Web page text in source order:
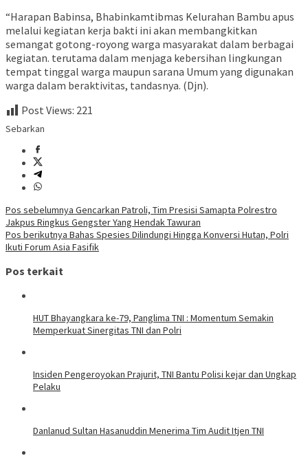
“Harapan Babinsa, Bhabinkamtibmas Kelurahan Bambu apus
melalui kegiatan kerja bakti ini akan membangkitkan
semangat gotong-royong warga masyarakat dalam berbagai
kegiatan. terutama dalam menjaga kebersihan lingkungan
tempat tinggal warga maupun sarana Umum yang digunakan
warga dalam beraktivitas, tandasnya. (Djn).
Post Views: 221
Sebarkan
Navigasi
pos
Pos sebelumnya Gencarkan Patroli, Tim Presisi Samapta Polrestro
Jakpus Ringkus Gengster Yang Hendak Tawuran
Pos berikutnya Bahas Spesies Dilindungi Hingga Konversi Hutan, Polri
Ikuti Forum Asia Fasifik
Pos terkait
HUT Bhayangkara ke-79, Panglima TNI : Momentum Semakin
Memperkuat Sinergitas TNI dan Polri
Insiden Pengeroyokan Prajurit, TNI Bantu Polisi kejar dan Ungkap
Pelaku
Danlanud Sultan Hasanuddin Menerima Tim Audit Itjen TNI